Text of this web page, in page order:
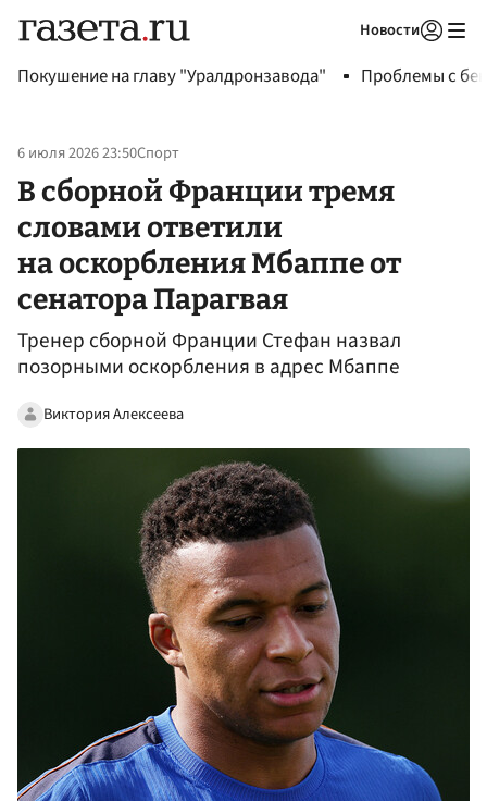
Новости
Покушение на главу "Уралдронзавода" Проблемы с
6 июля 2026 23:50Спорт
В сборной Франции тремя
словами ответили
на оскорбления Мбаппе от
сенатора Парагвая
Тренер сборной Франции Стефан назвал
позорными оскорбления в адрес Мбаппе
Виктория Алексеева